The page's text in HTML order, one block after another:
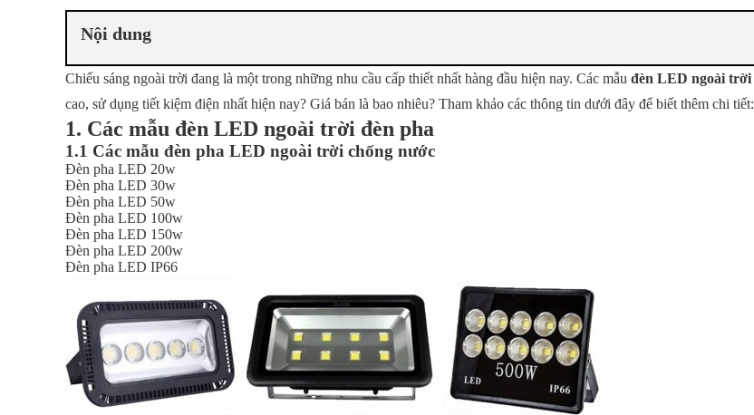
Nội dung
Chiếu sáng ngoài trời đang là một trong những nhu cầu cấp thiết nhất hàng đầu hiện nay. Các mẫu đèn LED ngoài trời
cao, sử dụng tiết kiệm điện nhất hiện nay? Giá bán là bao nhiêu? Tham khảo các thông tin dưới đây để biết thêm chi tiết:
1. Các mẫu đèn LED ngoài trời đèn pha
1.1 Các mẫu đèn pha LED ngoài trời chống nước
Đèn pha LED 20w
Đèn pha LED 30w
Đèn pha LED 50w
Đèn pha LED 100w
Đèn pha LED 150w
Đèn pha LED 200w
Đèn pha LED IP66